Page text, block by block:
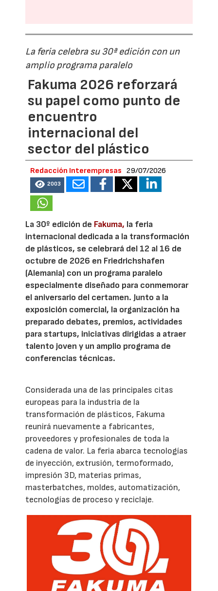
La feria celebra su 30ª edición con un
amplio programa paralelo
Fakuma 2026 reforzará
su papel como punto de
encuentro
internacional del
sector del plástico
Redacción Interempresas 29/07/2026
2003
La 30º edición de Fakuma, la feria
internacional dedicada a la transformación
de plásticos, se celebrará del 12 al 16 de
octubre de 2026 en Friedrichshafen
(Alemania) con un programa paralelo
especialmente diseñado para conmemorar
el aniversario del certamen. Junto a la
exposición comercial, la organización ha
preparado debates, premios, actividades
para startups, iniciativas dirigidas a atraer
talento joven y un amplio programa de
conferencias técnicas.
Considerada una de las principales citas
europeas para la industria de la
transformación de plásticos, Fakuma
reunirá nuevamente a fabricantes,
proveedores y profesionales de toda la
cadena de valor. La feria abarca tecnologías
de inyección, extrusión, termoformado,
impresión 3D, materias primas,
masterbatches, moldes, automatización,
tecnologías de proceso y reciclaje.